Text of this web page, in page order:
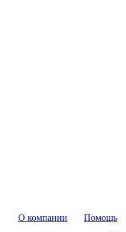
О компании
Помощь